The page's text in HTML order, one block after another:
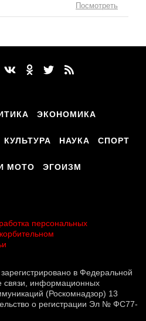
Посмотреть
ЭКОНОМИКА
КУЛЬТУРА НАУКА СПОРТ
МОТО ЭГОИЗМ
персональных
в Федеральной
связи, информационных
(Роскомнадзор) 13
о регистрации Эл № ФС77-